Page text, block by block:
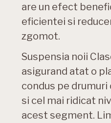
are un efect
eficientei si
zgomot.
Suspensia noii
asigurand atat o
condus pe
si cel mai ridicat
acest segment.